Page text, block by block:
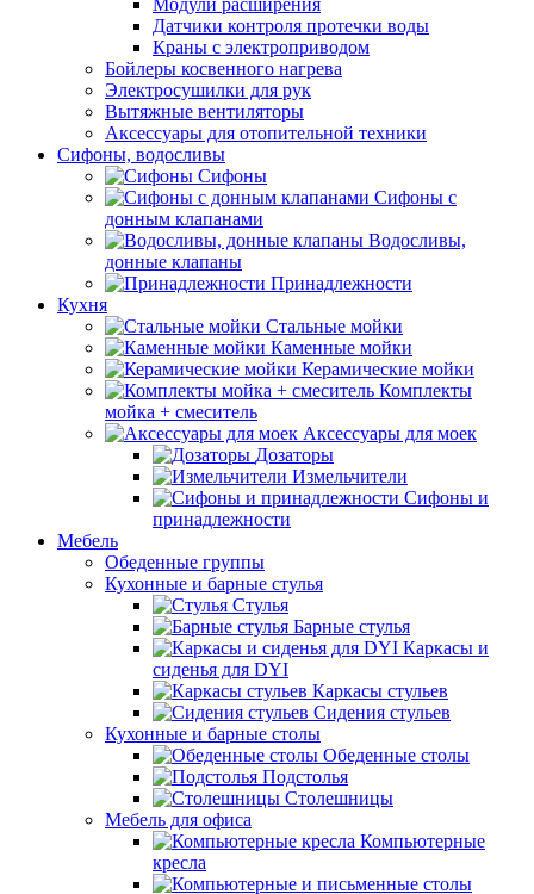
Модули расширения
Датчики контроля протечки воды
Краны с электроприводом
Бойлеры косвенного нагрева
Электросушилки для рук
Вытяжные вентиляторы
Аксессуары для отопительной техники
Сифоны, водосливы
Сифоны
Сифоны с
донным клапанами
Водосливы,
донные клапаны
Принадлежности
Кухня
Стальные мойки
Каменные мойки
Керамические мойки
Комплекты
мойка + смеситель
Аксессуары для моек
Дозаторы
Измельчители
Сифоны и
принадлежности
Мебель
Обеденные группы
Кухонные и барные стулья
Стулья
Барные стулья
Каркасы и
сиденья для DYI
Каркасы стульев
Сидения стульев
Кухонные и барные столы
Обеденные столы
Подстолья
Столешницы
Мебель для офиса
Компьютерные
кресла